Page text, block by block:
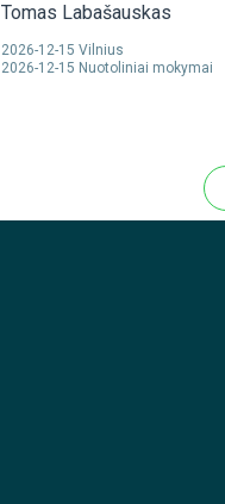
Tomas Labašauskas
2026-12-15 Vilnius
2026-12-15 Nuotoliniai mokymai